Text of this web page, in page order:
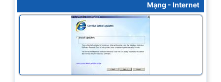
Mạng - Internet